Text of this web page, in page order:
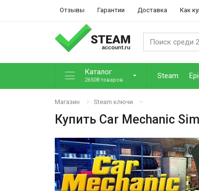
Отзывы Гарантии Доставка Как
Каталог
26508 товаров Steam
Магазин Steam ключи
Купить Car Mechanic